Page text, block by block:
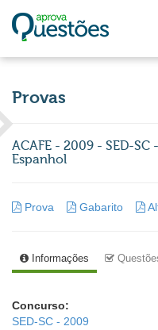
Provas
ACAFE - 2009 - SED-
Espanhol
Prova Gabarito
Informações
Concurso:
SED-SC - 2009